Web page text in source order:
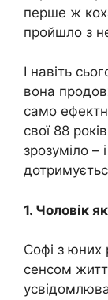
перше ж
пройшло з
І навіть
вона
само
свої 88
зрозуміло –
1. Чоловік
Софі з юних
сенсом